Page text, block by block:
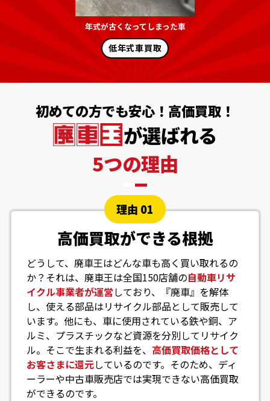
年式が古くなってしまった車
低年式車買取
初めての方でも安心！高価買取！
が選ばれる
5つの理由
理由 01
高価買取ができる根拠
どうして、廃車王はどんな車も高く買い取れるの
か？それは、廃車王は全国150店舗の自動車リサ
イクル事業者が運営しており、『廃車』を解体
し、使える部品はリサイクル部品として販売して
います。他にも、車に使用されている鉄や銅、ア
ルミ、プラスチックなど資源を分別してリサイク
ル。そこで生まれる利益を、 高価買取価格として
お客さまに還元しているのです。そのため、ディ
ーラーや中古車販売店では実現できない高価買取
ができるのです。